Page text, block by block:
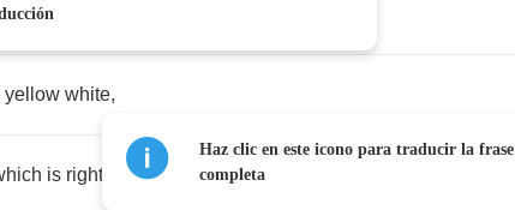
from
yellow white,
is right
Haz clic en este icono para traducir la frase
completa